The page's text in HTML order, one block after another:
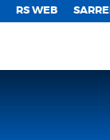
RS WEB